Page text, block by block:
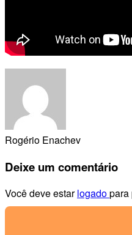
Rogério Enachev
Deixe um comentário
Você deve estarlogadopara